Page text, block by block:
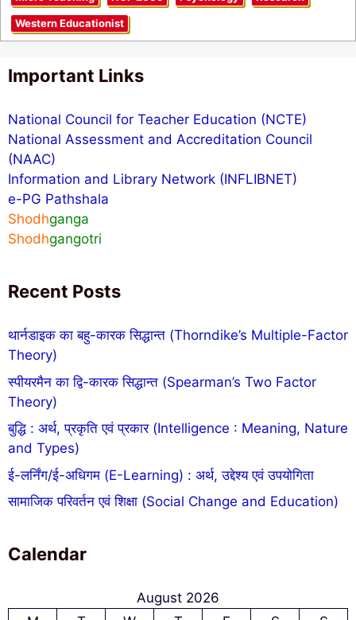
Western Educationist
Important Links
National Council for Teacher Education (NCTE)
National Assessment and Accreditation Council
(NAAC)
Information and Library Network (INFLIBNET)
e-PG Pathshala
Shodhganga
Shodhgangotri
Recent Posts
थार्नडाइक का बहु-कारक सिद्धान्त (Thorndike’s Multiple-Factor
Theory)
स्पीयरमैन का द्वि-कारक सिद्धान्त (Spearman’s Two Factor
Theory)
बुद्धि : अर्थ, प्रकृति एवं प्रकार (Intelligence : Meaning, Nature
and Types)
ई-लर्निंग/ई-अधिगम (E-Learning) : अर्थ, उद्देश्य एवं उपयोगिता
सामाजिक परिवर्तन एवं शिक्षा (Social Change and Education)
Calendar
August 2026